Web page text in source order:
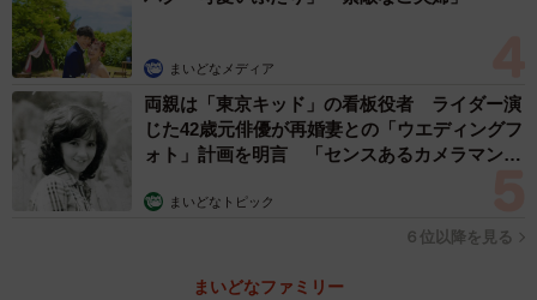
まいどなメディア
両親は「東京キッド」の看板役者 ライダー演
じた42歳元俳優が再婚妻との「ウエディングフ
ォト」計画を明言 「センスあるカメラマン求
まいどなトピック
６位以降を見る
まいどなファミリー